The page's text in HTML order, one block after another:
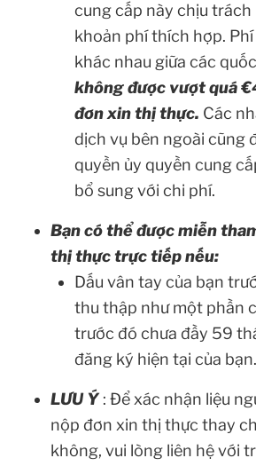
cung cấp này chịu trách
khoản phí thích hợp.
khác nhau giữa các
không được vượt quá
đơn xin thị thực. Các
dịch vụ bên ngoài cũng
quyền ủy quyền cung
bổ sung với chi phí.
Bạn có thể được miễn
thị thực trực tiếp nếu:
Dấu vân tay của bạn
thu thập như một phần
trước đó chưa đầy 59
đăng ký hiện tại của bạn.
LƯU Ý : Để xác nhận liệu
nộp đơn xin thị thực thay
không, vui lòng liên hệ với